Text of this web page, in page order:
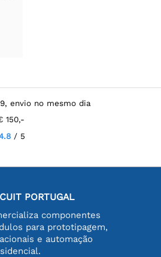
envio no mesmo dia
150,-
/ 5
PORTUGAL
componentes
para prototipagem,
e automação